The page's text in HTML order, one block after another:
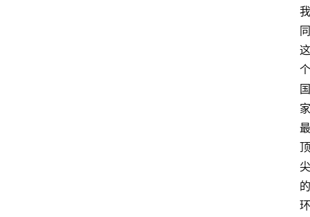
我
同
这
个
国
家
最
顶
尖
的
环